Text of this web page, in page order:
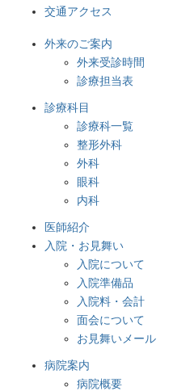
交通アクセス
外来のご案内
外来受診時間
診療担当表
診療科目
診療科一覧
整形外科
外科
眼科
内科
医師紹介
入院・お見舞い
入院について
入院準備品
入院料・会計
面会について
お見舞いメール
病院案内
病院概要